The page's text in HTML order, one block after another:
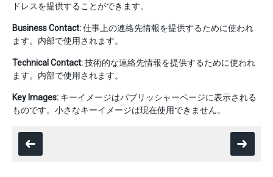
ドレスを提供することができます。
Business Contact:仕事上の連絡先情報を提供するために使われ
ます。内部で使用されます。
Technical Contact:技術的な連絡先情報を提供するために使われ
ます。内部で使用されます。
Key Images: キーイメージはパブリッシャーページに表示される
ものです。小さなキーイメージは現在使用できません。